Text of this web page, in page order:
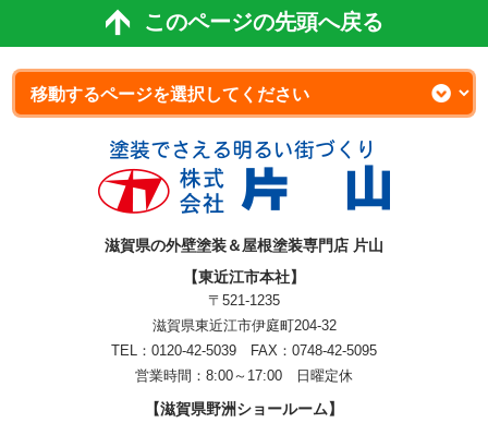
このページの先頭へ戻る
滋賀県の外壁塗装＆屋根塗装専門店 片山
【東近江市本社】
〒521-1235
滋賀県東近江市伊庭町204-32
TEL：0120-42-5039 FAX：0748-42-5095
営業時間：8:00～17:00 日曜定休
【滋賀県野洲ショールーム】